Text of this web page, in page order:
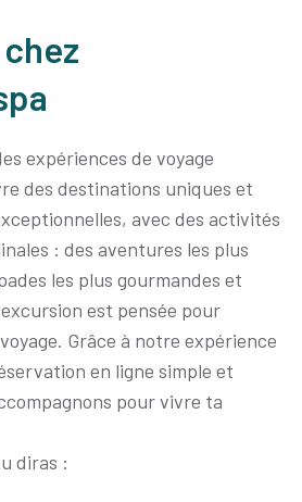
expériences de voyage
des destinations uniques et
avec des activités
: des aventures les plus
les plus gourmandes et
est pensée pour
Grâce à notre expérience
en ligne simple et
pour vivre ta
diras :